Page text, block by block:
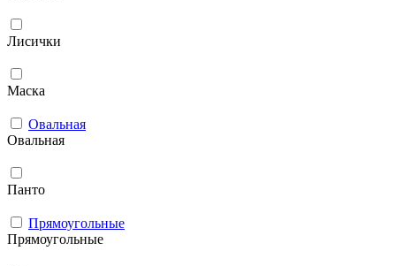
Лисички
Маска
Овальная
Овальная
Панто
Прямоугольные
Прямоугольные